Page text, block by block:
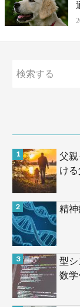
父
け
精
型
数学